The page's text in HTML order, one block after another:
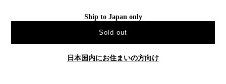
Ship to Japan only
Sold out
日本国内にお住まいの方向け